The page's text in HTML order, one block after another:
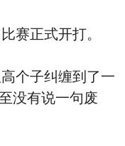
赛正式开打。
个子纠缠到了一
没有说一句废